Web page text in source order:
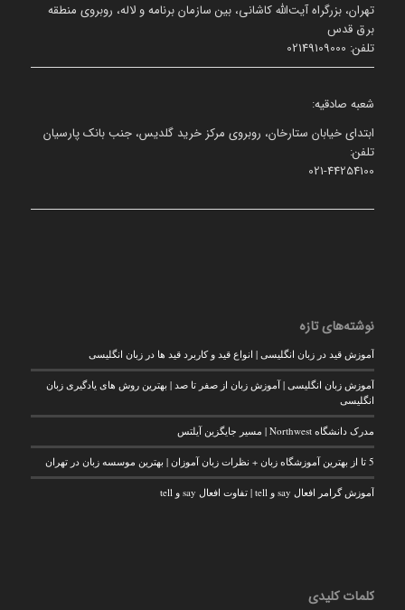
تهران، بزرگراه آیت‌الله کاشانی، بین سازمان برنامه و لاله، روبروی منطقه
برق قدس
تلفن: 02149109000
شعبه صادقیه:
ابتدای خیابان ستارخان، روبروی مرکز خرید گلدیس، جنب بانک پارسیان
تلفن:
021-44254100
نوشته‌های تازه
آموزش قید در زبان انگلیسی | انواع قید و کاربرد قید ها در زبان انگلیسی
آموزش زبان انگلیسی | آموزش زبان از صفر تا صد | بهترین روش های یادگیری زبان
انگلیسی
مدرک دانشگاه Northwest | مسیر جایگزین آیلتس
5 تا از بهترین آموزشگاه زبان + نظرات زبان آموزان | بهترین موسسه زبان در تهران
آموزش گرامر افعال say و tell | تفاوت افعال say و tell
کلمات کلیدی